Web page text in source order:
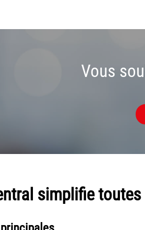
Vous
simplifie